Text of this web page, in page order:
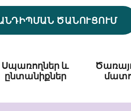
ԾԱՆՈՒՑՈՒՄ
Սպառողներ և
ընտանիքներ